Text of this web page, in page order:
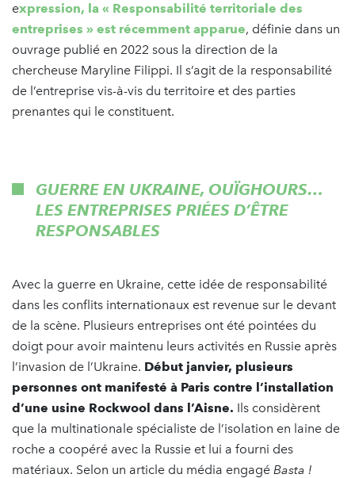
expression, la « Responsabilité territoriale des
entreprises » est récemment apparue, définie dans un
ouvrage publié en 2022 sous la direction de la
chercheuse Maryline Filippi. Il s’agit de la responsabilité
de l’entreprise vis-à-vis du territoire et des parties
prenantes qui le constituent.
GUERRE EN UKRAINE, OUÏGHOURS…
LES ENTREPRISES PRIÉES D’ÊTRE
RESPONSABLES
Avec la guerre en Ukraine, cette idée de responsabilité
dans les conflits internationaux est revenue sur le devant
de la scène. Plusieurs entreprises ont été pointées du
doigt pour avoir maintenu leurs activités en Russie après
l’invasion de l’Ukraine. Début janvier, plusieurs
personnes ont manifesté à Paris contre l’installation
d’une usine Rockwool dans l’Aisne. Ils considèrent
que la multinationale spécialiste de l’isolation en laine de
roche a coopéré avec la Russie et lui a fourni des
matériaux. Selon un article du média engagé Basta !